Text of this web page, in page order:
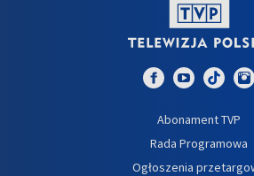
Abonament TVP
Rada Programowa
Ogłoszenia